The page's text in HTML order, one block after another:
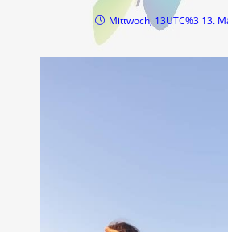
Mittwoch, 13UTC%3 13.